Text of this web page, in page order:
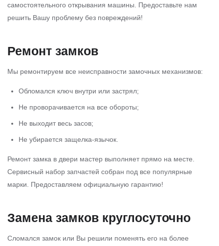
самостоятельного открывания машины. Предоставьте нам
решить Вашу проблему без повреждений!
Ремонт замков
Мы ремонтируем все неисправности замочных механизмов:
Обломался ключ внутри или застрял;
Не проворачивается на все обороты;
Не выходит весь засов;
Не убирается защелка-язычок.
Ремонт замка в двери мастер выполняет прямо на месте.
Сервисный набор запчастей собран под все популярные
марки. Предоставляем официальную гарантию!
Замена замков круглосуточно
Сломался замок или Вы решили поменять его на более